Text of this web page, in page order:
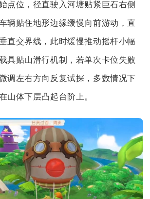
点位，径直驶入河塘贴紧巨石右侧
辆贴住地形边缘缓慢向前游动，直
直交界线，此时缓慢推动摇杆小幅
具贴山滑行机制，若单次卡位失败
调左右方向反复试探，多数情况下
山体下层凸起台阶上。